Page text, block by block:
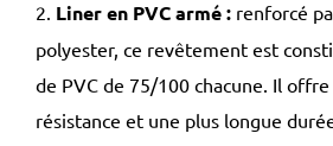
Liner en PVC armé : renforcé
polyester, ce revêtement est
de PVC de 75/100 chacune. Il
résistance et une plus longue